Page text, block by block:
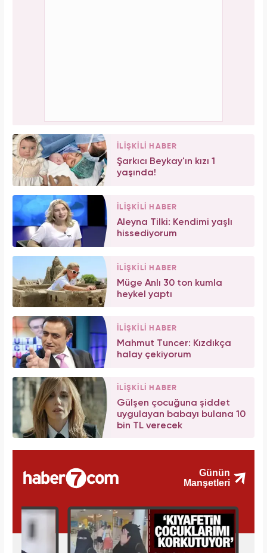
İLİŞKİLİ HABER
Şarkıcı Beykay'ın kızı 1
yaşında!
İLİŞKİLİ HABER
Aleyna Tilki: Kendimi yaşlı
hissediyorum
İLİŞKİLİ HABER
Müge Anlı 30 ton kumla
heykel yaptı
İLİŞKİLİ HABER
Mahmut Tuncer: Kızdıkça
halay çekiyorum
İLİŞKİLİ HABER
Gülşen çocuğuna şiddet
uygulayan babayı bulana 10
bin TL verecek